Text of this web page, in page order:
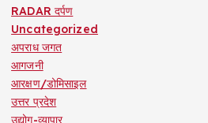
RADAR दर्पण
Uncategorized
अपराध जगत
आगजनी
आरक्षण/डोमिसाइल
उत्तर प्रदेश
उद्योग-व्यापार